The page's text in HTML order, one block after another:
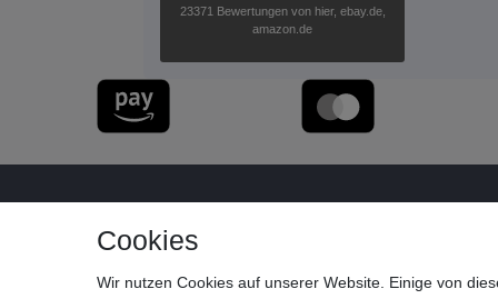
23371 Bewertungen von hier, ebay.de,
amazon.de
Cookies
Wir nutzen Cookies auf unserer Website. Einige von